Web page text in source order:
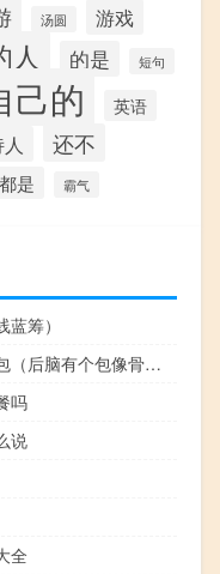
汤圆 游戏
人 的是 短句
己的 英语
还不
都是 霸气
筹）
后脑有凸起的一个包（后脑有个包像骨头凸起是怎么回事）
吗
说
全